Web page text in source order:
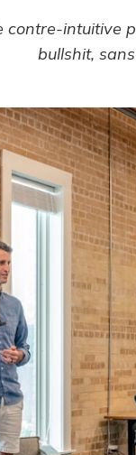
contre-intuitive
bullshit,